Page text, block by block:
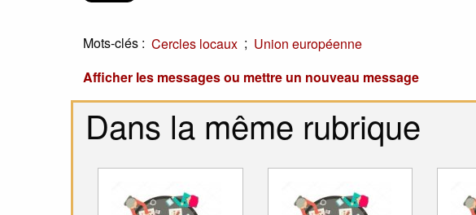
Mots-clés : Cercles locaux ; Union européenne
Afficher les messages ou mettre un nouveau message
Dans la même rubrique